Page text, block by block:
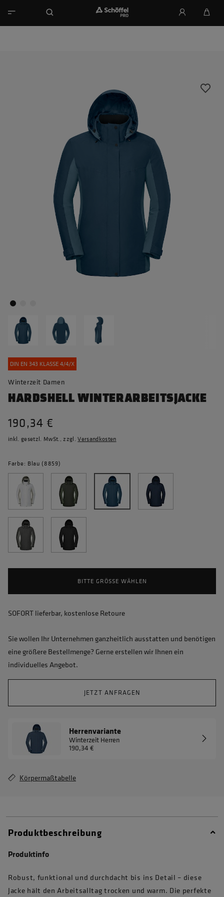
DIN EN 343 KLASSE 4/4/X
Winterzeit Damen
HARDSHELL WINTERARBEITSJACKE
190,34 €
inkl. gesetzl. MwSt., zzgl.Versandkosten
Farbe: Blau (8859)
BITTE GRÖSSE WÄHLEN
SOFORT lieferbar, kostenlose Retoure
Sie wollen Ihr Unternehmen ganzheitlich ausstatten und benötigen
eine größere Bestellmenge? Gerne erstellen wir Ihnen ein
individuelles Angebot.
JETZT ANFRAGEN
Herrenvariante
Winterzeit Herren
190,34 €
Körpermaßtabelle
Produktbeschreibung
Produktinfo
Robust, funktional und durchdacht bis ins Detail – diese
Jacke hält den Arbeitsalltag trocken und warm. Die perfekte